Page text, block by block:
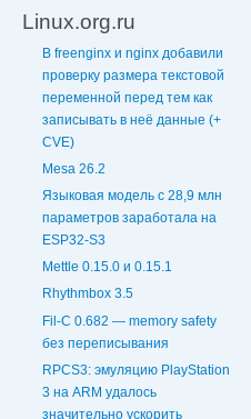
Linux.org.ru
В freenginx и nginx добавили
проверку размера текстовой
переменной перед тем как
записывать в неё данные (+
CVE)
Mesa 26.2
Языковая модель с 28,9 млн
параметров заработала на
ESP32-S3
Mettle 0.15.0 и 0.15.1
Rhythmbox 3.5
Fil-C 0.682 — memory safety
без переписывания
RPCS3: эмуляцию PlayStation
3 на ARM удалось
значительно ускорить